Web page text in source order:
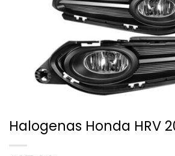
Halogenas Honda HRV